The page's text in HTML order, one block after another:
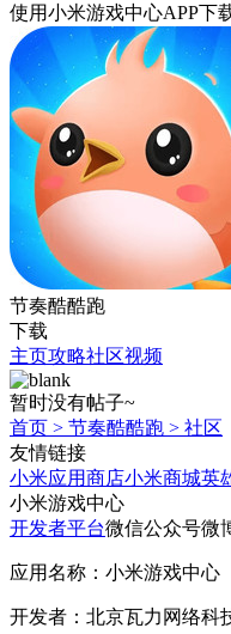
使用小米游戏中心APP下
节奏酷酷跑
下载
主页攻略社区视频
暂时没有帖子~
首页 > 节奏酷酷跑 > 社区
友情链接
小米应用商店小米商城英
小米游戏中心
开发者平台微信公众号微
应用名称：小米游戏中心
开发者：北京瓦力网络科